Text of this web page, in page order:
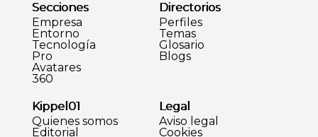
Secciones
Empresa
Entorno
Tecnología
Pro
Avatares
360
Directorios
Perfiles
Temas
Glosario
Blogs
Kippel01
Quienes somos
Editorial
Legal
Aviso legal
Cookies